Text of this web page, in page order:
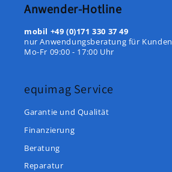
Anwender-Hotline
mobil +49 (0)171 330 37 49
nur Anwendungsberatung für Kunden
Mo-Fr 09:00 - 17:00 Uhr
equimag Service
Garantie und Qualität
Finanzierung
Beratung
Reparatur